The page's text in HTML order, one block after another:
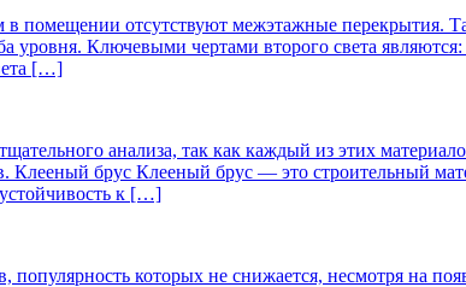
помещении отсутствуют межэтажные перекрытия.
уровня. Ключевыми чертами второго света
[…]
анализа, так как каждый из этих
Клееный брус Клееный брус — это строительный
к […]
которых не снижается, несмотря на